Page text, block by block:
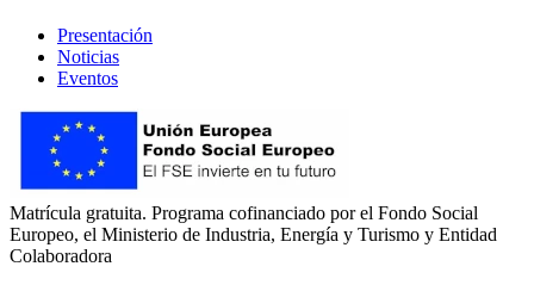
Presentación
Noticias
Eventos
Matrícula gratuita. Programa cofinanciado por el Fondo Social
Europeo, el Ministerio de Industria, Energía y Turismo y Entidad
Colaboradora